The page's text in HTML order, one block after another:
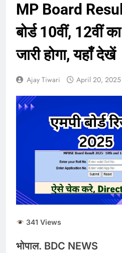
MP Board
बोर्ड 10वीं, 12वीं
जारी होगा, यहाँ देखें
Ajay Tiwari April 20, 2025
341 Views
भोपाल. BDC NEWS